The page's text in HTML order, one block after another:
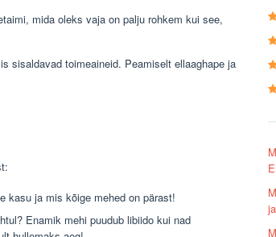
mida oleks vaja on palju rohkem kui see,
sisaldavad toimeaineid. Peamiselt ellaaghape ja
kasu ja mis kõige mehed on pärast!
Enamik mehi puudub libiido kui nad